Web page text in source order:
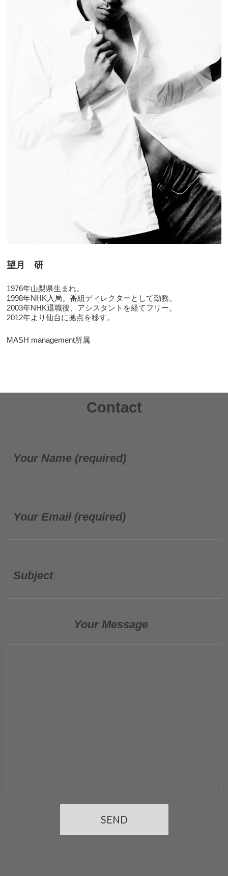
望月 研
1976年山梨県生まれ。
1998年NHK入局。番組ディレクターとして勤務。
2003年NHK退職後、アシスタントを経てフリー。
2012年より仙台に拠点を移す。
MASH management所属
Contact
Your Name (required)
Your Email (required)
Subject
Your Message